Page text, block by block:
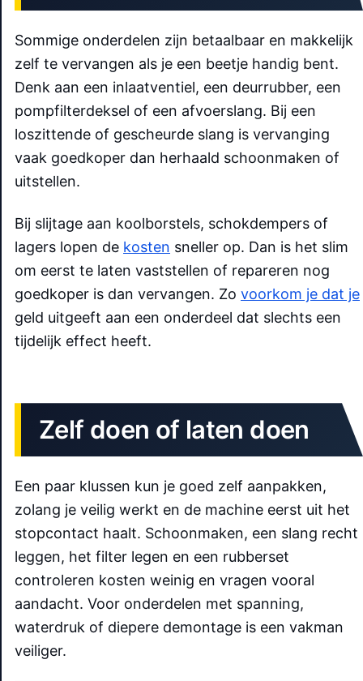
Sommige onderdelen zijn betaalbaar en makkelijk
zelf te vervangen als je een beetje handig bent.
Denk aan een inlaatventiel, een deurrubber, een
pompfilterdeksel of een afvoerslang. Bij een
loszittende of gescheurde slang is vervanging
vaak goedkoper dan herhaald schoonmaken of
uitstellen.
Bij slijtage aan koolborstels, schokdempers of
lagers lopen de kosten sneller op. Dan is het slim
om eerst te laten vaststellen of repareren nog
goedkoper is dan vervangen. Zo voorkom je dat je
geld uitgeeft aan een onderdeel dat slechts een
tijdelijk effect heeft.
Zelf doen of laten doen
Een paar klussen kun je goed zelf aanpakken,
zolang je veilig werkt en de machine eerst uit het
stopcontact haalt. Schoonmaken, een slang recht
leggen, het filter legen en een rubberset
controleren kosten weinig en vragen vooral
aandacht. Voor onderdelen met spanning,
waterdruk of diepere demontage is een vakman
veiliger.